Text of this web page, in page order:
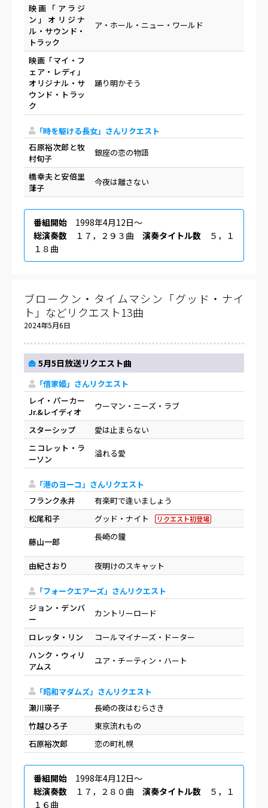
映画「アラジ
ン」オリジナ
ル・サウンド・
トラック
ア・ホール・ニュー・ワールド
映画「マイ・フ
ェア・レディ」
オリジナル・サ
ウンド・トラッ
ク
踊り明かそう
「時を駆ける長女」さんリクエスト
石原裕次郎と牧
村旬子
銀座の恋の物語
橋幸夫と安倍里
葏子
今夜は離さない
番組開始 1998年4月12日〜
総演奏数 １７，２９３曲 演奏タイトル数 ５，１
１８曲
ブロークン・タイムマシン「グッド・ナイ
ト」などリクエスト13曲
2024年5月6日
5月5日放送リクエスト曲
「借家姫」さんリクエスト
レイ・パーカー
Jr.&レイディオ
ウーマン・ニーズ・ラブ
スターシップ
愛は止まらない
ニコレット・ラ
ーソン
溢れる愛
「港のヨーコ」さんリクエスト
フランク永井
有楽町で逢いましょう
松尾和子
グッド・ナイト リクエスト初登場
藤山一郎 長崎の鐘
由紀さおり 夜明けのスキャット
「フォークエアーズ」さんリクエスト
ジョン・デンバ
ー
カントリーロード
ロレッタ・リン
コールマイナーズ・ドーター
ハンク・ウィリ
アムス
ユア・チーティン・ハート
「昭和マダムズ」さんリクエスト
瀬川瑛子
長崎の夜はむらさき
竹越ひろ子
東京流れもの
石原裕次郎
恋の町札幌
番組開始 1998年4月12日〜
総演奏数 １７，２８０曲 演奏タイトル数 ５，１
１６曲